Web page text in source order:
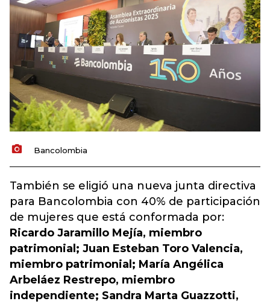
Bancolombia
También se eligió una nueva junta directiva
para Bancolombia con 40% de participación
de mujeres que está conformada por:
Ricardo Jaramillo Mejía, miembro
patrimonial; Juan Esteban Toro Valencia,
miembro patrimonial; María Angélica
Arbeláez Restrepo, miembro
independiente; Sandra Marta Guazzotti,